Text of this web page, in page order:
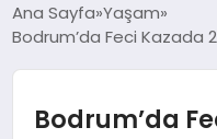
SAĞLIK
Ana Sayfa Yaşam
Bodrum’da Feci Kazada
Bodrum’da